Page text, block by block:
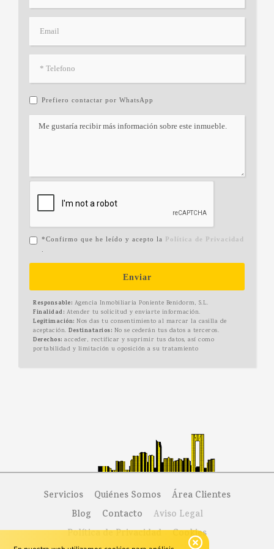
Prefiero contactar por WhatsApp
*Confirmo que he leído y acepto la Política de Privacidad
Enviar
Responsable: Agencia Inmobiliaria Poniente Benidorm, S.L.
Finalidad: Atender tu solicitud y enviarte información.
Legitimación: Nos das tu consentimiento al marcar la casilla de
aceptación. Destinatarios: No se cederán tus datos a terceros.
Derechos: acceder, rectificar y suprimir tus datos, así como
portabilidad y limitación u oposición a su tratamiento
Servicios Quiénes Somos
Área Clientes
Blog
Contacto
Aviso Legal
Política de Privacidad
Cookies